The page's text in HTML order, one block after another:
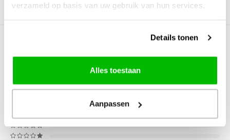
verzameld op basis van uw gebruik van hun services.
Details tonen
Alles toestaan
Aanpassen
Gerelateerde producten
BEOORDELINGEN